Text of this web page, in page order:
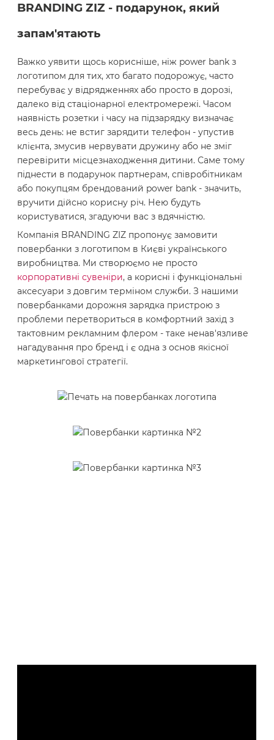
BRANDING ZIZ - подарунок, який
запам'ятають
Важко уявити щось корисніше, ніж power bank з
логотипом для тих, хто багато подорожує, часто
перебуває у відрядженнях або просто в дорозі,
далеко від стаціонарної електромережі. Часом
наявність розетки і часу на підзарядку визначає
весь день: не встиг зарядити телефон - упустив
клієнта, змусив нервувати дружину або не зміг
перевірити місцезнаходження дитини. Саме тому
піднести в подарунок партнерам, співробітникам
або покупцям брендований power bank - значить,
вручити дійсно корисну річ. Нею будуть
користуватися, згадуючи вас з вдячністю.
Компанія BRANDING ZIZ пропонує замовити
повербанки з логотипом в Києві українського
виробництва. Ми створюємо не просто
корпоративні сувеніри, а корисні і функціональні
аксесуари з довгим терміном служби. З нашими
повербанками дорожня зарядка пристрою з
проблеми перетвориться в комфортний захід з
тактовним рекламним флером - таке ненав'язливе
нагадування про бренд і є одна з основ якісної
маркетингової стратегії.